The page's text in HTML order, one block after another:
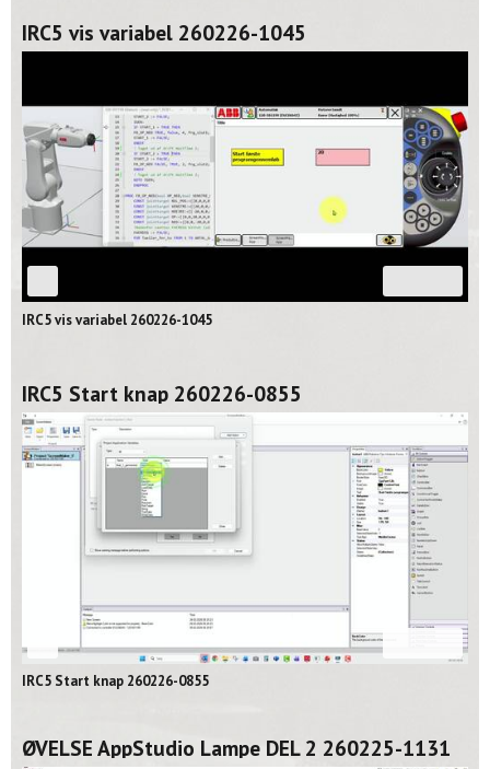
IRC5 vis variabel 260226-1045
IRC5 vis variabel 260226-1045
IRC5 Start knap 260226-0855
IRC5 Start knap 260226-0855
ØVELSE AppStudio Lampe DEL 2 260225-1131